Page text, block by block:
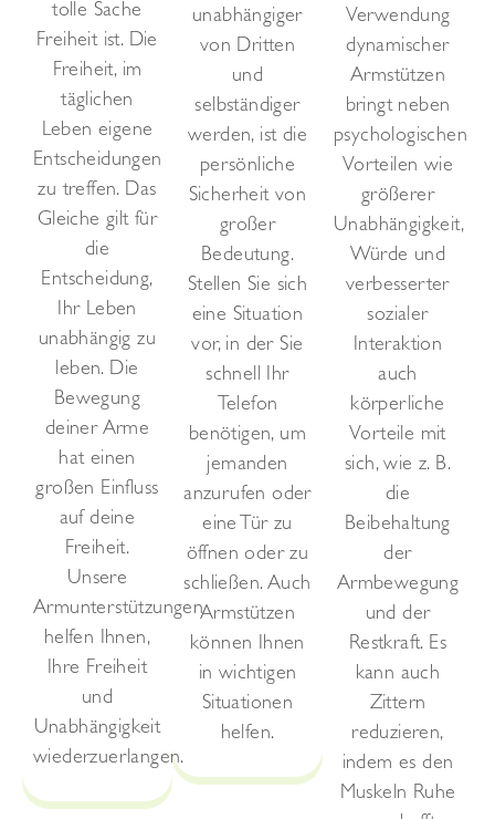
tolle Sache
Freiheit ist. Die
Freiheit, im
täglichen
Leben eigene
Entscheidungen
zu treffen. Das
Gleiche gilt für
die
Entscheidung,
Ihr Leben
unabhängig zu
leben. Die
Bewegung
deiner Arme
hat einen
großen Einfluss
auf deine
Freiheit.
Unsere
Armunterstützungen
helfen Ihnen,
Ihre Freiheit
und
Unabhängigkeit
wiederzuerlangen.
unabhängiger
von Dritten
und
selbständiger
werden, ist die
persönliche
Sicherheit von
großer
Bedeutung.
Stellen Sie sich
eine Situation
vor, in der Sie
schnell Ihr
Telefon
benötigen, um
jemanden
anzurufen oder
eine Tür zu
öffnen oder zu
schließen. Auch
Armstützen
können Ihnen
in wichtigen
Situationen
helfen.
Verwendung
dynamischer
Armstützen
bringt neben
psychologischen
Vorteilen wie
größerer
Unabhängigkeit,
Würde und
verbesserter
sozialer
Interaktion
auch
körperliche
Vorteile mit
sich, wie z. B.
die
Beibehaltung
der
Armbewegung
und der
Restkraft. Es
kann auch
Zittern
reduzieren,
indem es den
Muskeln Ruhe